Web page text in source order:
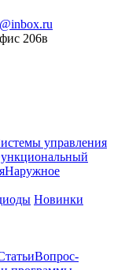
206в
управления
Наружное
Новинки
Вопрос-